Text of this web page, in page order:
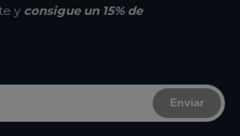
y consigue un 15% de
Enviar